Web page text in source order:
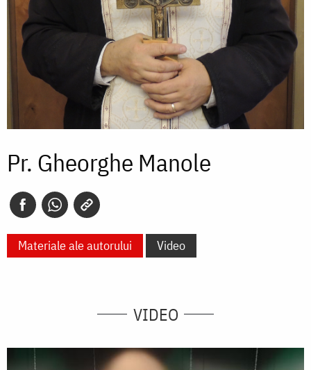
Pr. Gheorghe Manole
Materiale ale autorului Video
VIDEO